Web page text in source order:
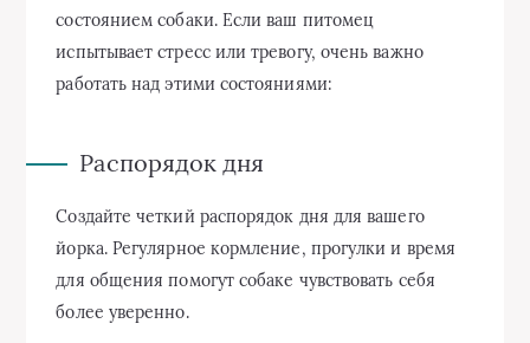
состоянием собаки. Если ваш питомец
испытывает стресс или тревогу, очень важно
работать над этими состояниями:
Распорядок дня
Создайте четкий распорядок дня для вашего
йорка. Регулярное кормление, прогулки и время
для общения помогут собаке чувствовать себя
более уверенно.